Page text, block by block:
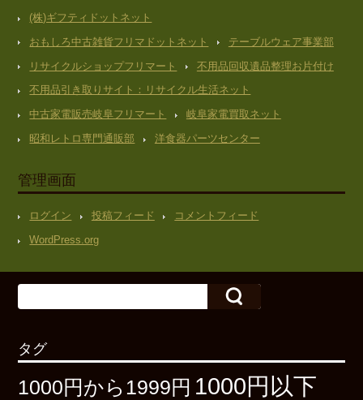
(株)ギフティドットネット
おもしろ中古雑貨フリマドットネット
テーブルウェア事業部
リサイクルショップフリマート
不用品回収遺品整理お片付け
不用品引き取りサイト：リサイクル生活ネット
中古家電販売岐阜フリマート
岐阜家電買取ネット
昭和レトロ専門通販部
洋食器パーツセンター
管理画面
ログイン 投稿フィード
コメントフィード
WordPress.org
タグ
1000円から1999円 1000円以下